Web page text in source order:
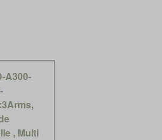
A300-
, Multi